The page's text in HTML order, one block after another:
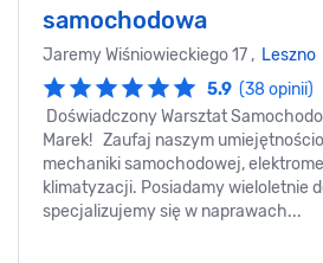
samochodowa
Jaremy Wiśniowieckiego 17 , Leszno
5.9 (38 opinii)
Doświadczony Warsztat
Marek! Zaufaj naszym
mechaniki samochodowej,
klimatyzacji. Posiadamy wieloletnie
specjalizujemy się w naprawach...